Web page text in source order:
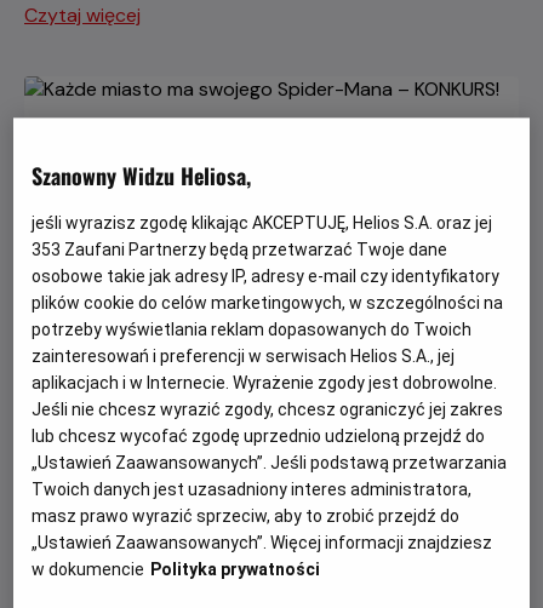
Czytaj więcej
Każde miasto ma swojego Spider-Mana –
KONKURS!
Z okazji premiery filmu „Spider-Man: Całkiem nowy dzień”
chcemy udowodnić, że każdy z nas może zostać Spider-
Manem w swoim otoczeniu.
Szanowny Widzu Heliosa,
jeśli wyrazisz zgodę klikając AKCEPTUJĘ, Helios S.A. oraz jej
353 Zaufani Partnerzy będą przetwarzać Twoje dane
osobowe takie jak adresy IP, adresy e-mail czy identyfikatory
plików cookie do celów marketingowych, w szczególności na
potrzeby wyświetlania reklam dopasowanych do Twoich
zainteresowań i preferencji w serwisach Helios S.A., jej
aplikacjach i w Internecie. Wyrażenie zgody jest dobrowolne.
Jeśli nie chcesz wyrazić zgody, chcesz ograniczyć jej zakres
lub chcesz wycofać zgodę uprzednio udzieloną przejdź do
„Ustawień Zaawansowanych”. Jeśli podstawą przetwarzania
Twoich danych jest uzasadniony interes administratora,
masz prawo wyrazić sprzeciw, aby to zrobić przejdź do
„Ustawień Zaawansowanych”. Więcej informacji znajdziesz
w dokumencie Polityka prywatności